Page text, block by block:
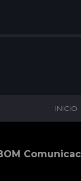
INICIO